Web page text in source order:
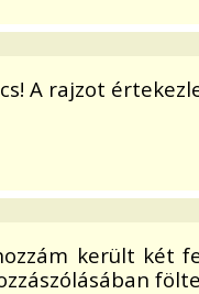
A rajzot
került két